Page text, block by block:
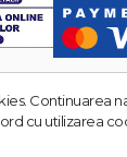
TREI. Toate
Continuarea
cu utilizarea